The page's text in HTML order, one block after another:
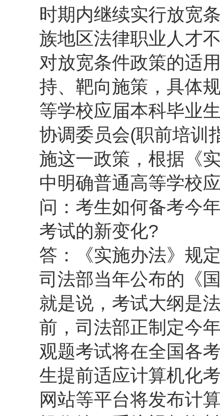
时期内继续实行放宽
族地区法律职业人才
对放宽条件政策的适
持、靶向施策，具体
等学校应届本科毕业
协调委员会(职前培训
施这一政策，根据《
中明确普通高等学校
问：考生如何备考今
考试的新变化?
答：《实施办法》规
司法部当年公布的《
就是说，考试大纲是
前，司法部正制定今
观题考试将在全国各
生提前适应计算机化
网站等平台将发布计